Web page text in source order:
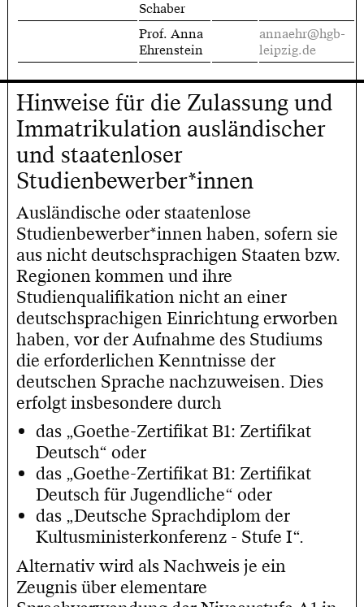
Schaber
Prof. Anna
Ehrenstein
annaehr@hgb-
leipzig.de
Hinweise für die Zulassung und
Immatrikulation ausländischer
und staatenloser
Studienbewerber*innen
Ausländische oder staatenlose
Studienbewerber*innen haben, sofern sie
aus nicht deutschsprachigen Staaten bzw.
Regionen kommen und ihre
Studienqualifikation nicht an einer
deutschsprachigen Einrichtung erworben
haben, vor der Aufnahme des Studiums
die erforderlichen Kenntnisse der
deutschen Sprache nachzuweisen. Dies
erfolgt insbesondere durch
das „Goethe-Zertifikat B1: Zertifikat
Deutsch“ oder
das „Goethe-Zertifikat B1: Zertifikat
Deutsch für Jugendliche“ oder
das „Deutsche Sprachdiplom der
Kultusministerkonferenz - Stufe I“.
Alternativ wird als Nachweis je ein
Zeugnis über elementare